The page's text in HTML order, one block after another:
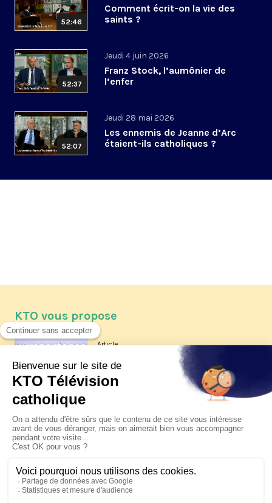
52:46
Comment écrit-on la vie des
saints ?
52:37
Jeudi 4 juin 2026
Franz Stock, l’aumônier de
l’enfer
52:07
Jeudi 28 mai 2026
Les ennemis de Jeanne d’Arc
étaient-ils catholiques ?
KTO vous propose
Article
Les reportages d'été 2026 de KTO
La visite pastorale du pape Léon
XIV à Assise à suivre sur KTO le
jeudi 6 août
Le pape en Uruguay, Argentine et
Pérou du 6 au 17 novembre 2026